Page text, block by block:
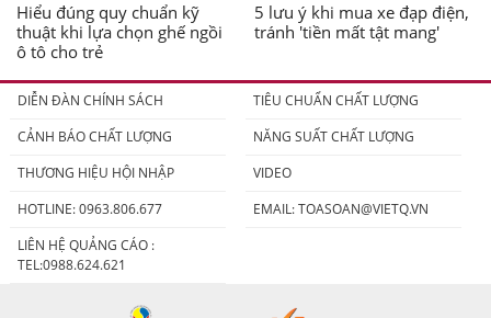
Hiểu đúng quy chuẩn kỹ
thuật khi lựa chọn ghế ngồi
ô tô cho trẻ
5 lưu ý khi mua xe đạp điện,
tránh 'tiền mất tật mang'
DIỄN ĐÀN CHÍNH SÁCH
TIÊU CHUẨN CHẤT LƯỢNG
CẢNH BÁO CHẤT LƯỢNG
NĂNG SUẤT CHẤT LƯỢNG
THƯƠNG HIỆU HỘI NHẬP
VIDEO
HOTLINE: 0963.806.677
EMAIL:TOASOAN@VIETQ.VN
LIÊN HỆ QUẢNG CÁO :
TEL:0988.624.621